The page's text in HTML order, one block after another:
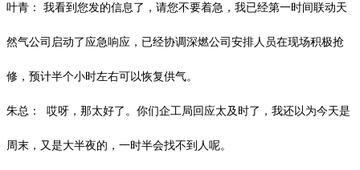
叶青： 我看到您发的信息了，请您不要着急，我已经第一时间联动天
然气公司启动了应急响应，已经协调深燃公司安排人员在现场积极抢
修，预计半个小时左右可以恢复供气。
朱总： 哎呀，那太好了。你们企工局回应太及时了，我还以为今天是
周末，又是大半夜的，一时半会找不到人呢。